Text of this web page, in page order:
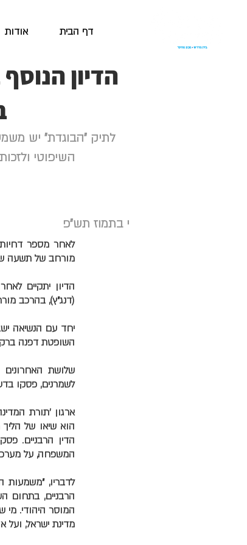
דף הבית אודות
הדיון
לתיק "הבוגדת" יש
השיפוטי
י בתמוז תש"פ
לאחר מספר
מורחב של תשעה
הדיון יתקיים
(דנג"ץ), בהרכב
יחד עם הנשיאה
השופטת דפנה
שלושת האחרונים
לשמרנים, פסקו
ארגון 'תורת
הוא שיאו של
הדין הרבניים.
המשפחה, על מערכת
לדבריו, "משמעות
הרבניים, בתחום
המוסר היהודי. מי
מדינת ישראל, ועל